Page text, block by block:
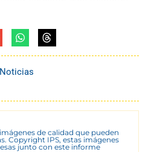
de calidad que pueden
Copyright IPS, estas imágenes
junto con este informe